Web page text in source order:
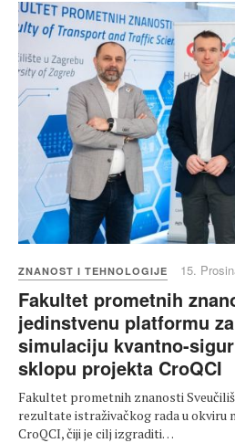
ZNANOST I TEHNOLOGIJE 15.
Fakultet prometnih
jedinstvenu platformu
simulaciju kvantno-
sklopu projekta CroQCI
Fakultet prometnih znanosti
rezultate istraživačkog rada u okviru
CroQCI, čiji je cilj izgraditi…